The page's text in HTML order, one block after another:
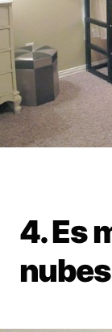
4. Es